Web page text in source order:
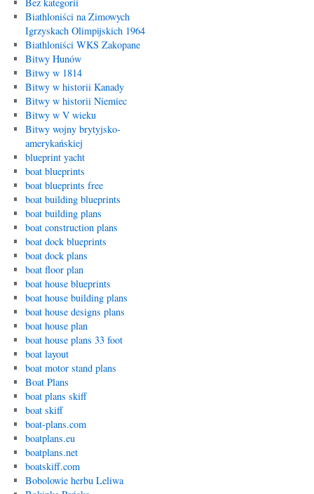
Biathloniści na Zimowych
Igrzyskach Olimpijskich 1964
Biathloniści WKS Zakopane
Bitwy Hunów
Bitwy w 1814
Bitwy w historii Kanady
Bitwy w historii Niemiec
Bitwy w V wieku
Bitwy wojny brytyjsko-
amerykańskiej
blueprint yacht
boat blueprints
boat blueprints free
boat building blueprints
boat building plans
boat construction plans
boat dock blueprints
boat dock plans
boat floor plan
boat house blueprints
boat house building plans
boat house designs plans
boat house plan
boat house plans 33 foot
boat layout
boat motor stand plans
Boat Plans
boat plans skiff
boat skiff
boat-plans.com
boatplans.eu
boatplans.net
boatskiff.com
Bobolowie herbu Leliwa